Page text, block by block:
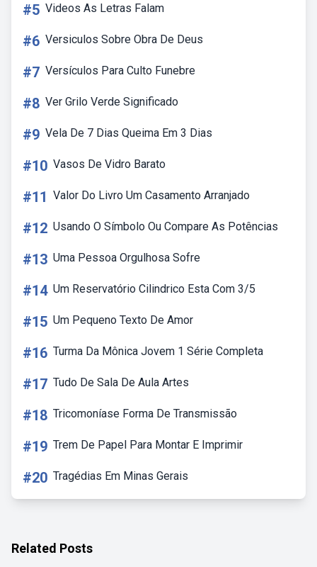
#5 Videos As Letras Falam
#6 Versiculos Sobre Obra De Deus
#7 Versículos Para Culto Funebre
#8 Ver Grilo Verde Significado
#9 Vela De 7 Dias Queima Em 3 Dias
#10 Vasos De Vidro Barato
#11 Valor Do Livro Um Casamento Arranjado
#12 Usando O Símbolo Ou Compare As Potências
#13 Uma Pessoa Orgulhosa Sofre
#14 Um Reservatório Cilindrico Esta Com 3/5
#15 Um Pequeno Texto De Amor
#16 Turma Da Mônica Jovem 1 Série Completa
#17 Tudo De Sala De Aula Artes
#18 Tricomoníase Forma De Transmissão
#19 Trem De Papel Para Montar E Imprimir
#20 Tragédias Em Minas Gerais
Related Posts